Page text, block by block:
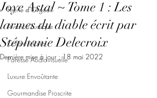
Féerie d'Orgueil
Avarice Ludique
Colère Noire
Paresse Audiovisuelle
Luxure Envoûtante
Gourmandise Proscrite
Joye Astal ~ Tome 1 : Les
larmes du diable écrit par
Stéphanie Delecroix
Dernière mise à jour :18 mai 2022